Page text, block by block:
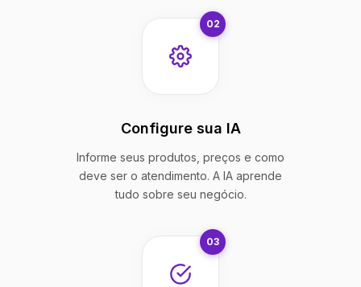
02
Configure sua IA
Informe seus produtos, preços e como
deve ser o atendimento. A IA aprende
tudo sobre seu negócio.
03